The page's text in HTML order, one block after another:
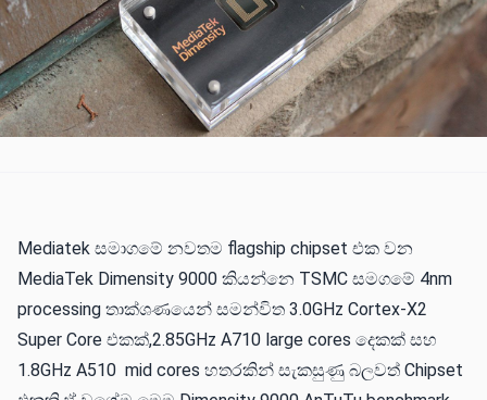
Mediatek සමාගමේ නවතම flagship chipset එක වන
MediaTek Dimensity 9000 කියන්නෙ TSMC සමගමේ 4nm
processing තාක්ශණයෙන් සමන්විත 3.0GHz Cortex-X2
Super Core එකක්,2.85GHz A710 large cores දෙකක් සහ
1.8GHz A510 mid cores හතරකින් සැකසුණු බලවත් Chipset